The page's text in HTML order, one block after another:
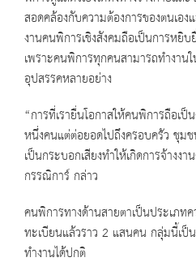
สอดคล้องกับความต้องการของตนเอ
งานคนพิการเชิงสังคมถือเป็นการหยิ
เพราะคนพิการทุกคนสามารถทำงาน
อุปสรรคหลายอย่าง
“การที่เรายื่นโอกาสให้คนพิการถือเป็
หนึ่งคนแต่ต่อยอดไปถึงครอบครัว ชุม
เป็นกระบอกเสียงทำให้เกิดการจ้าง
กรรณิการ์ กล่าว
คนพิการทางด้านสายตาเป็นประเภ
ทะเบียนแล้วราว 2 แสนคน กลุ่มนี้เป็
ทำงานได้ปกติ